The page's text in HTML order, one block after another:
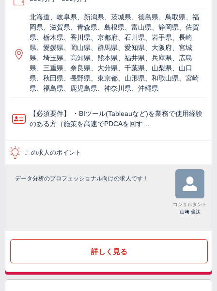
北海道、岐阜県、新潟県、茨城県、徳島県、鳥取県、福
岡県、滋賀県、青森県、島根県、富山県、静岡県、佐賀
県、栃木県、香川県、京都府、石川県、岩手県、長崎
県、愛媛県、岡山県、群馬県、愛知県、大阪府、宮城
県、埼玉県、高知県、熊本県、福井県、兵庫県、広島
県、三重県、奈良県、大分県、千葉県、山梨県、山口
県、秋田県、長野県、東京都、山形県、和歌山県、宮崎
県、福島県、鹿児島県、神奈川県、沖縄県
【必須要件】 ・BIツール(Tableauなど)を業務で使⽤経験
のある方（施策を高速でPDCAを回す…
この求人のポイント
データ分析のプロフェッショナル向けの求人です！
コンサルタント
山﨑 俊汰
詳しく見る